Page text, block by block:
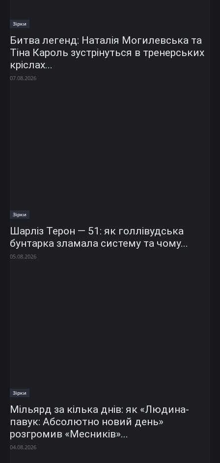
Зірки
Битва легенд: Наталія Могилевська та
Тіна Кароль зустрінуться в тренерських
кріслах...
07.08.2026
Зірки
Шарліз Терон — 51: як голлівудська
бунтарка зламала систему та чому...
05.08.2026
Зірки
Мільярд за кілька днів: як «Людина-
павук: Абсолютно новий день»
розгромив «Месників»...
04.08.2026